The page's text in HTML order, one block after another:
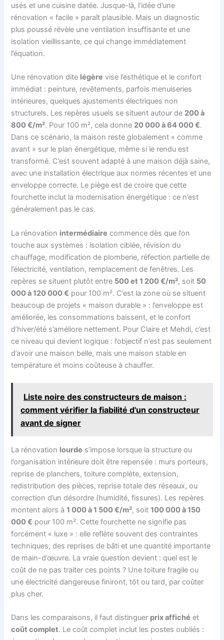
usés et une cuisine datée. Jusque-là, l’idée d’une
rénovation « facile » paraît plausible. Mais un diagnostic
plus poussé révèle une ventilation insuffisante et une
isolation vieillissante, ce qui change immédiatement
l’équation.
Une rénovation dite légère vise l’esthétique et le confort
immédiat : peinture, revêtements, parfois menuiseries
intérieures, quelques ajustements électriques non
structurels. Les repères usuels se situent autour de 200 à
800 €/m². Pour 100 m², cela donne 20 000 à 64 000 €.
Dans ce scénario, la maison reste globalement « comme
avant » sur le plan énergétique, même si le rendu est
transformé. C’est souvent adapté à une maison déjà saine,
avec une installation électrique aux normes récentes et une
enveloppe correcte. Le piège est de croire que cette
fourchette inclut la modernisation énergétique : ce n’est
généralement pas le cas.
La rénovation intermédiaire commence dès que l’on
touche aux systèmes : isolation ciblée, révision du
chauffage, modification de plomberie, réfection partielle de
l’électricité, ventilation, remplacement de fenêtres. Les
repères se situent plutôt entre 500 et 1 200 €/m², soit 50
000 à 120 000 € pour 100 m². C’est la zone où se situent
beaucoup de projets « maison durable » : l’enveloppe est
améliorée, les consommations baissent, et le confort
d’hiver/été s’améliore nettement. Pour Claire et Mehdi, c’est
ce niveau qui devient logique : l’objectif n’est pas seulement
d’avoir une maison belle, mais une maison stable en
température et moins coûteuse à chauffer.
Liste noire des constructeurs de maison :
comment vérifier la fiabilité d'un constructeur
avant de signer
La rénovation lourde s’impose lorsque la structure ou
l’organisation intérieure doit être repensée : murs porteurs,
reprise de planchers, toiture complète, extension,
redistribution des pièces, reprise totale des réseaux, ou
correction d’un désordre (humidité, fissures). Les repères
montent alors à1 000 à 1 500 €/m², soit100 000 à 150
000 € pour 100 m². Cette fourchette ne signifie pas
forcément « luxe » : elle reflète souvent des contraintes
techniques, des reprises de bâti et une quantité importante
de main-d’œuvre. La vraie question devient : quel est le
coût de ne pas traiter ces points ? Une toiture fragile ou
une électricité dangereuse finiront, tôt ou tard, par coûter
plus cher.
Dans les comparaisons, il faut distinguer prix affiché et
coût complet. Le coût complet inclut les postes oubliés :